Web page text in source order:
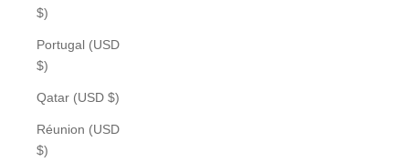
$)
Portugal (USD
$)
Qatar (USD $)
Réunion (USD
$)